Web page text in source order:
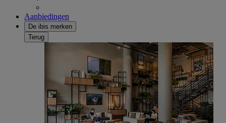
Aanbiedingen
De ibis merken
Terug